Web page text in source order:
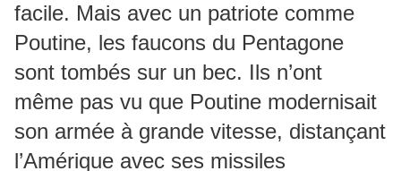
facile. Mais avec un patriote comme
Poutine, les faucons du Pentagone
sont tombés sur un bec. Ils n’ont
même pas vu que Poutine modernisait
son armée à grande vitesse, distançant
l’Amérique avec ses missiles